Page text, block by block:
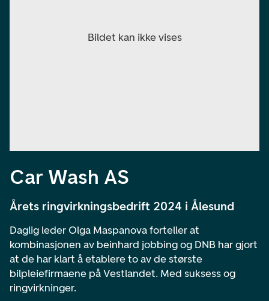
Car Wash AS
Årets ringvirkningsbedrift 2024 i Ålesund
Daglig leder Olga Maspanova forteller at
kombinasjonen av beinhard jobbing og DNB har gjort
at de har klart å etablere to av de største
bilpleiefirmaene på Vestlandet. Med suksess og
ringvirkninger.